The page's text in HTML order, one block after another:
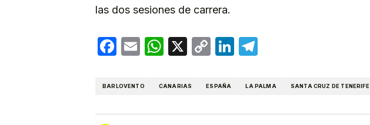
las dos sesiones de carrera.
Facebook
EmailWhatsApp
X
CopyLinkedIn
BARLOVENTO CANARIAS ESPAÑA LA PALMA SANTA CRUZ DE TENERIFE